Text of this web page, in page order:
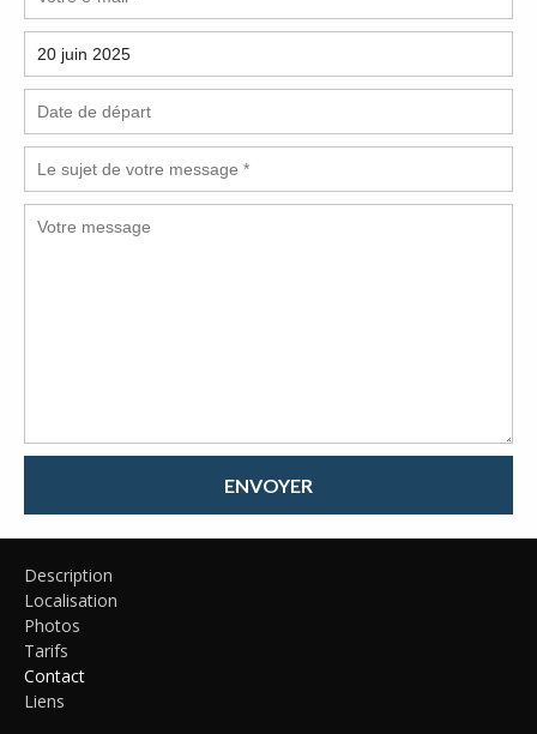
ENVOYER
Description
Localisation
Photos
Tarifs
Contact
Liens